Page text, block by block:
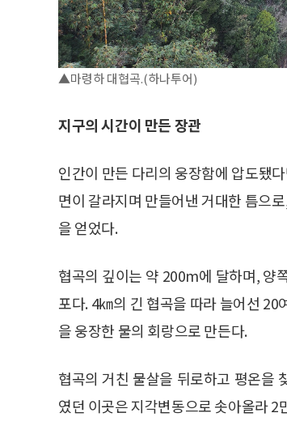
▲마령하 대협곡.(하나투어)
지구의 시간이 만든 장관
인간이 만든 다리의 웅장함에 압도됐
면이 갈라지며 만들어낸 거대한 틈으
을 얻었다.
협곡의 깊이는 약 200m에 달하며, 양
포다. 4㎞의 긴 협곡을 따라 늘어선
을 웅장한 물의 회랑으로 만든다.
협곡의 거친 물살을 뒤로하고 평온을
였던 이곳은 지각변동으로 솟아올라